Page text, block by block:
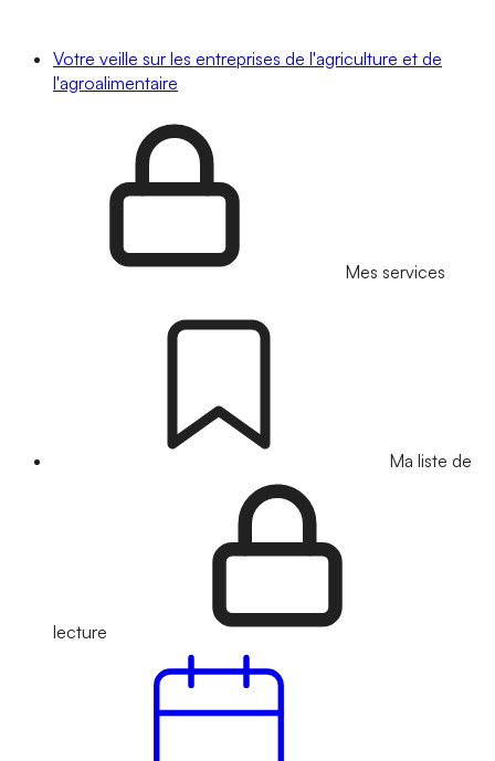
Votre veille sur les entreprises de l'agriculture et de
l'agroalimentaire
Mes services
Ma liste de
lecture